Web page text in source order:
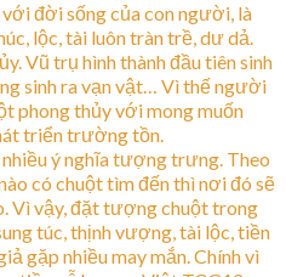
đời sống của con người, là
lộc, tài luôn tràn trề, dư dả.
Vũ trụ hình thành đầu tiên sinh
sinh ra vạn vật… Vì thế người
phong thủy với mong muốn
triển trường tồn.
ý nghĩa tượng trưng. Theo
có chuột tìm đến thì nơi đó sẽ
Vì vậy, đặt tượng chuột trong
túc, thịnh vượng, tài lộc, tiền
gặp nhiều may mắn. Chính vì